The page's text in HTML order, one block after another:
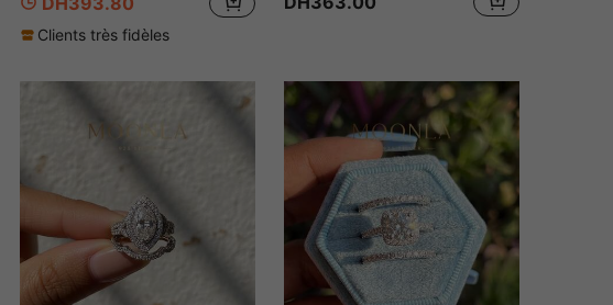
Clients très fidèles